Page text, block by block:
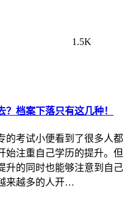
1.5K
档案下落只有这几种！
的考试小便看到了很多人都
始注重自己学历的提升。但
升的同时也能够注意到自己
来越多的人开…